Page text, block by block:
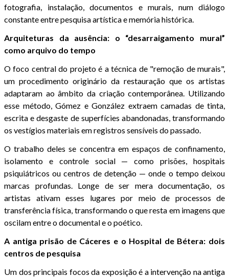
fotografia, instalação, documentos e murais, num diálogo
constante entre pesquisa artística e memória histórica.
Arquiteturas da ausência: o “desarraigamento mural”
como arquivo do tempo
O foco central do projeto é a técnica de "remoção de murais",
um procedimento originário da restauração que os artistas
adaptaram ao âmbito da criação contemporânea. Utilizando
esse método, Gómez e González extraem camadas de tinta,
escrita e desgaste de superfícies abandonadas, transformando
os vestígios materiais em registros sensíveis do passado.
O trabalho deles se concentra em espaços de confinamento,
isolamento e controle social — como prisões, hospitais
psiquiátricos ou centros de detenção — onde o tempo deixou
marcas profundas. Longe de ser mera documentação, os
artistas ativam esses lugares por meio de processos de
transferência física, transformando o que resta em imagens que
oscilam entre o documental e o poético.
A antiga prisão de Cáceres e o Hospital de Bétera: dois
centros de pesquisa
Um dos principais focos da exposição é a intervenção na antiga